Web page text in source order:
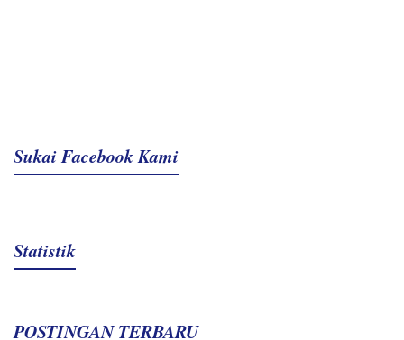
Sukai Facebook Kami
Statistik
POSTINGAN TERBARU